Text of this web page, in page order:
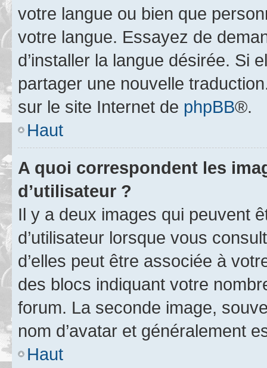
votre langue ou bien que
votre langue. Essayez de
d’installer la langue désirée. Si
partager une nouvelle
sur le site Internet de phpBB®.
Haut
A quoi correspondent les
d’utilisateur ?
Il y a deux images qui peuvent
d’utilisateur lorsque vous
d’elles peut être associée à
des blocs indiquant votre
forum. La seconde image,
nom d’avatar et généralement
Haut